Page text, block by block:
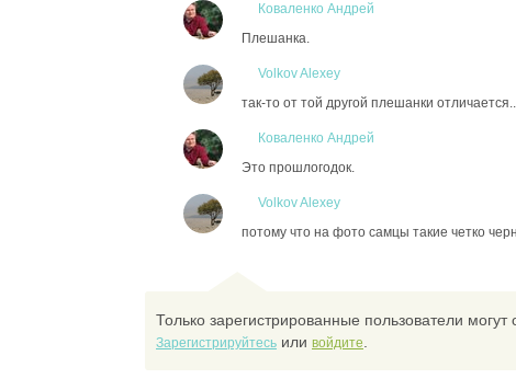
Коваленко Андрей
Плешанка.
Volkov Alexey
так-то от той другой плешанки
Коваленко Андрей
Это прошлогодок.
Volkov Alexey
потому что на фото самцы такие четко
Только зарегистрированные пользователи могут
Зарегистрируйтесь или войдите